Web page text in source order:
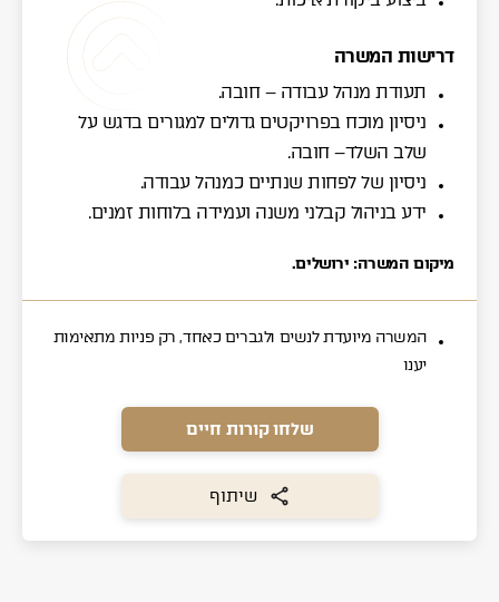
דרישות המשרה
תעודת מנהל עבודה – חובה.
ניסיון מוכח בפרויקטים גדולים למגורים בדגש על
שלב השלד– חובה.
ניסיון של לפחות שנתיים כמנהל עבודה.
ידע בניהול קבלני משנה ועמידה בלוחות זמנים.
מיקום המשרה: ירושלים.
המשרה מיועדת לנשים ולגברים כאחד, רק פניות מתאימות
יענו
שיתוף
שלחו קורות חיים